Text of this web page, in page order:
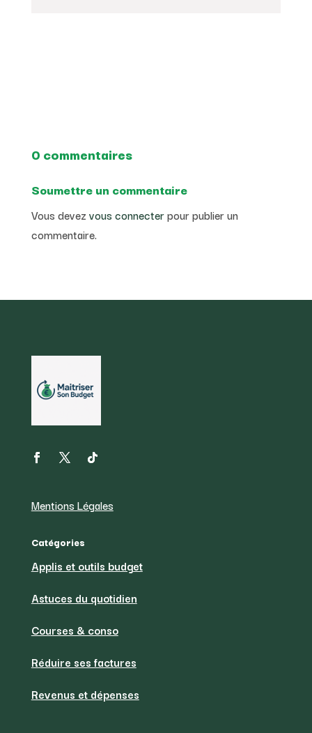
0 commentaires
Soumettre un commentaire
Vous devez vous connecterpour publier un
commentaire.
Mentions Légales
Catégories
Applis et outils budget
Astuces du quotidien
Courses & conso
Réduire ses factures
Revenus et dépenses